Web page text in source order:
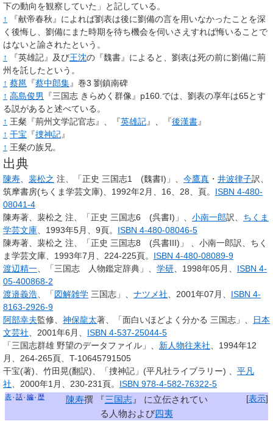
下の動向を観察していた」と記している。
↑
『献帝春秋』によれば劉表は後に劉備の言を用いなかったことを深
く後悔し、劉備にまた時期を待ち機会を伺いさえすれば悔いることで
はないと諭されたという。
↑
『英雄記』及び王沈の『魏書』によると、劉表は死の前に劉備に荊
州を託したという。
↑ 蔡邕 『蔡中郎集』巻3 劉鎮南碑
↑ 高島俊男
『三国志 きらめく群像』p160.では、劉表の享年は65とす
る説があると述べている。
↑ 王粲『荊州文学記官志』、『英雄記』、『後漢書』
↑ 干宝 『捜神記』
↑ 王粲の族兄。
出典
陳寿、 裴松之 注、「正史 三国志1 (魏書I)」、 今鷹真 ・ 井波律子訳、
筑摩書房(ちくま学芸文庫)、1992年2月、16、28、頁。 ISBN 4-480-
08041-4
陳寿著、裴松之 注、「正史 三国志6 (呉書I)」、 小南一郎訳、 ちくま
学芸文庫、1993年5月、9頁。 ISBN 4-480-08046-5
陳寿著、裴松之 注、「正史 三国志8 (呉書III)」 、小南一郎訳、ちく
ま学芸文庫、1993年7月、224-225頁。 ISBN 4-480-08089-9
渡辺精一、「三国志 人物鑑定辞典」、 学研、1998年05月、 ISBN 4-
05-400868-2
渡邉義浩、「図解雑学 三国志」、 ナツメ社、2001年07月、 ISBN 4-
8163-2926-9
阿部幸夫監修、 神保龍太著、「面白いほどよく分かる 三国志」、
日本
文芸社、2001年6月、 ISBN 4-537-25044-5
「三国志群雄 野望のデータファイル」、 新人物往来社、1994年12
月、264-265頁、T-10645791505
干宝(著)、竹田晃(翻訳)、「捜神記」(平凡社ライブラリー) 、 平凡
社、2000年1月、230-231頁。 ISBN 978-4-582-76322-5
[表示]
表 話 編 歴 陳寿撰 『三国志』 に立伝されてい
る人物および四夷